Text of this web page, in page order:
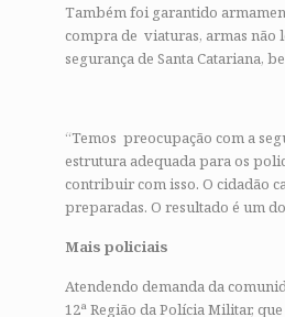
Também foi garantido
compra de viaturas, armas não
segurança de Santa Catariana,
“Temos preocupação com a
estrutura adequada para os
contribuir com isso. O cidadão
preparadas. O resultado é um
Mais policiais
Atendendo demanda da
12ª Região da Polícia Militar,